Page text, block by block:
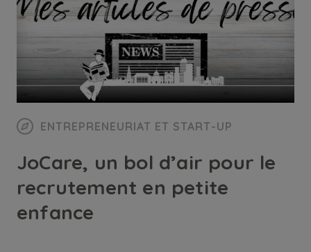
ENTREPRENEURIAT ET START-UP
JoCare, un bol d’air pour le
recrutement en petite
enfance